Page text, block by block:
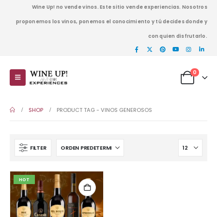
Wine Up! no vende vinos. Este sitio vende experiencias. Nosotros
proponemos los vinos, ponemos el conocimiento y tú decides donde y
con quien disfrutarlo.
0
SHOP PRODUCT TAG -VINOS GENEROSOS
FILTER
HOT